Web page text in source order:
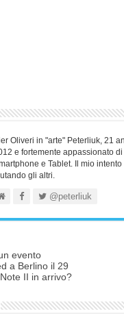
Oliveri in "arte" Peterliuk, 21
e fortemente appassionato
e Tablet. Il mio
gli altri.
@peterliuk
evento
a Berlino il 29
II in arrivo?